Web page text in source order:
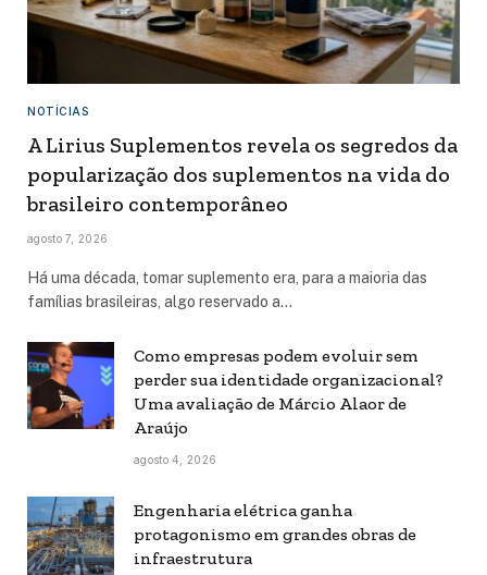
NOTÍCIAS
A Lirius Suplementos revela os segredos da
popularização dos suplementos na vida do
brasileiro contemporâneo
agosto 7, 2026
Há uma década, tomar suplemento era, para a maioria das
famílias brasileiras, algo reservado a…
Como empresas podem evoluir sem
perder sua identidade organizacional?
Uma avaliação de Márcio Alaor de
Araújo
agosto 4, 2026
Engenharia elétrica ganha
protagonismo em grandes obras de
infraestrutura